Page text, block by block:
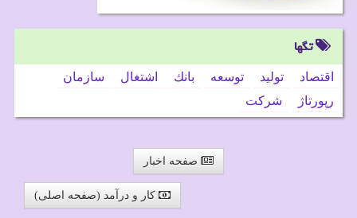
تگها
اقتصاد تولید توسعه بانك اشتغال
سازمان
رپورتاژ
شركت
صفحه اخبار
کار و درآمد (صفحه اصلی)